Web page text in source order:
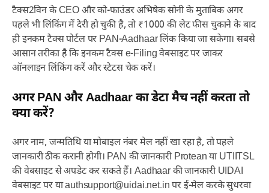
टैक्स2विन के CEO और को-फाउंडर अभिषेक सोनी के मुताबिक अगर
पहले भी लिंकिंग में देरी हो चुकी है, तो ₹1000 की लेट फीस चुकाने के बाद
ही इनकम टैक्स पोर्टल पर PAN-Aadhaar लिंक किया जा सकेगा। सबसे
आसान तरीका है कि इनकम टैक्स e-Filing वेबसाइट पर जाकर
ऑनलाइन लिंकिंग करें और स्टेटस चेक करें।
अगर PAN और Aadhaar का डेटा मैच नहीं करता तो
क्या करें?
अगर नाम, जन्मतिथि या मोबाइल नंबर मेल नहीं खा रहा है, तो पहले
जानकारी ठीक करानी होगी। PAN की जानकारी Protean या UTIITSL
की वेबसाइट से अपडेट कर सकते हैं। Aadhaar की जानकारी UIDAI
वेबसाइट पर याauthsupport@uidai.net.inपर ई-मेल करके सुधरवा